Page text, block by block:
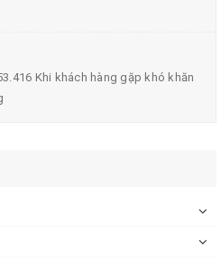
mm (mỗi loại dây có kích
điện, nguyên chất.
Khi khách hàng gặp khó khăn